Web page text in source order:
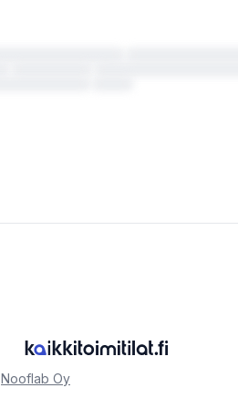
Nooflab Oy